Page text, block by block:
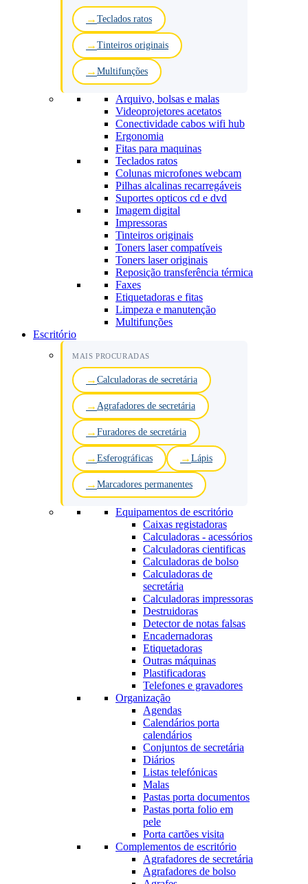
Teclados ratos
Tinteiros originais
Multifunções
Arquivo, bolsas e malas
Videoprojetores acetatos
Conectividade cabos wifi hub
Ergonomia
Fitas para maquinas
Teclados ratos
Colunas microfones webcam
Pilhas alcalinas recarregáveis
Suportes opticos cd e dvd
Imagem digital
Impressoras
Tinteiros originais
Toners laser compatíveis
Toners laser originais
Reposição transferência térmica
Faxes
Etiquetadoras e fitas
Limpeza e manutenção
Multifunções
Escritório
MAIS PROCURADAS
Calculadoras de secretária
Agrafadores de secretária
Furadores de secretária
Esferográficas Lápis
Marcadores permanentes
Equipamentos de escritório
Caixas registadoras
Calculadoras - acessórios
Calculadoras cientificas
Calculadoras de bolso
Calculadoras de
secretária
Calculadoras impressoras
Destruidoras
Detector de notas falsas
Encadernadoras
Etiquetadoras
Outras máquinas
Plastificadoras
Telefones e gravadores
Organização
Agendas
Calendários porta
calendários
Conjuntos de secretária
Diários
Listas telefónicas
Malas
Pastas porta documentos
Pastas porta folio em
pele
Porta cartões visita
Complementos de escritório
Agrafadores de secretária
Agrafadores de bolso